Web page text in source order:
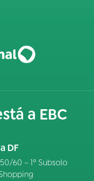
a EBC
DF
60 – 1º Subsolo